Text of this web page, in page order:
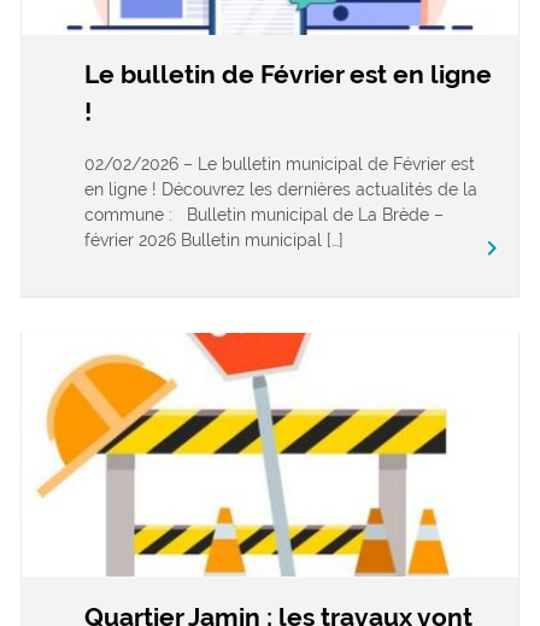
Le bulletin de Février est en ligne
!
02/02/2026 – Le bulletin municipal de Février est
en ligne ! Découvrez les dernières actualités de la
commune : Bulletin municipal de La Brède –
février 2026 Bulletin municipal […]
keyboard_arrow_right
Quartier Jamin : les travaux vont